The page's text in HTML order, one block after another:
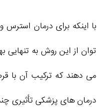
با اینکه برای درمان
توان از این روش به تنهایی
می دهند که ترکیب آن با
درمان های پزشکی تأثیری چند